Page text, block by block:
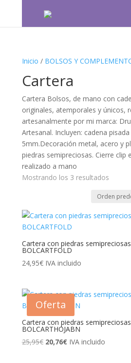
Inicio / BOLSOS Y
Cartera
Cartera Bolsos, de mano con
originales, atemporales y únicos,
artesanalmente por mi marca:
Artesanal. Incluyen: cadena
5mm.Decoración metal, acero y
piedras semipreciosas. Cierre clip
realizado a mano
Mostrando los 3 resultados
Cartera con piedras
BOLCARTFOLD
24,95€ IVA incluido
Oferta
Cartera con piedras
BOLCARTHOJABN
25,95€ El
20,76€ElIVA incluido